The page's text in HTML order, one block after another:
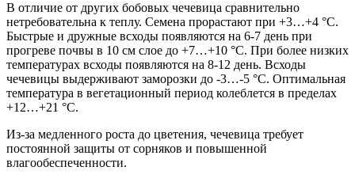
В отличие от других бобовых чечевица сравнительно
нетребовательна к теплу. Семена прорастают при +3…+4 °С.
Быстрые и дружные всходы появляются на 6-7 день при
прогреве почвы в 10 см слое до +7…+10 °С. При более низких
температурах всходы появляются на 8-12 день. Всходы
чечевицы выдерживают заморозки до -3…-5 °С. Оптимальная
температура в вегетационный период колеблется в пределах
+12…+21 °С.
Из-за медленного роста до цветения, чечевица требует
постоянной защиты от сорняков и повышенной
влагообеспеченности.